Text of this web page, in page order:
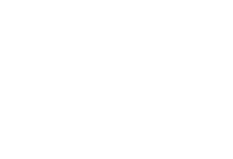
Allah akan
dia sekutu-
(menjadi tuhan dan
keluarkan dari tiap-